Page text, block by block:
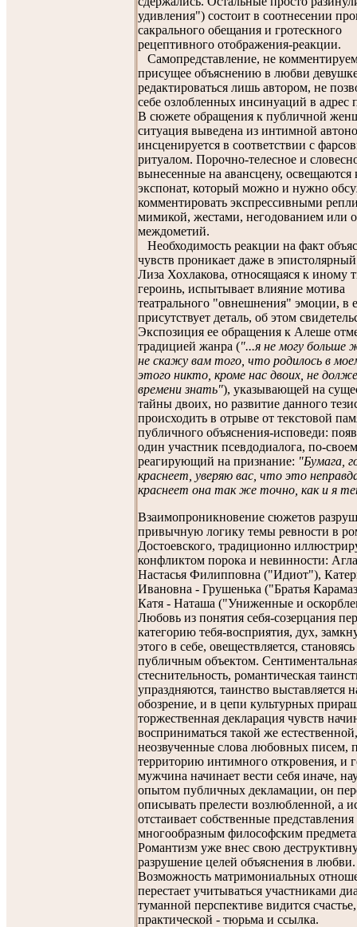
удивления") состоит в соотнесении
сакрального обещания и гротескного
рецептивного отображения-реакции.
Самопредставление, не
присущее объяснению в любви
редактироваться лишь автором, не
себе озлобленных инсинуаций в адрес
В сюжете обращения к публичной
ситуация выведена из интимной
инсценируется в соответствии с
ритуалом. Порочно-телесное и
вынесенные на авансцену, освещаются
экспонат, который можно и нужно
комментировать экспрессивными
мимикой, жестами, негодованием или
междометий.
Необходимость реакции на факт
чувств проникает даже в
Лиза Хохлакова, относящаяся к иному
героинь, испытывает влияние мотива
театрального "овнешнения" эмоции, в
присутствует деталь, об этом
Экспозиция ее обращения к Алеше
традицией жанра ("...я не могу больше
не скажу вам того, что родилось в
этого никто, кроме нас двоих, не
времени знать"), указывающей на
тайны двоих, но развитие данного
происходить в отрыве от текстовой
публичного объяснения-исповеди:
один участник псевдодиалога, по-
реагирующий на признание: "Бумага,
краснеет, уверяю вас, что это
краснеет она так же точно, как и я
Взаимопроникновение сюжетов
привычную логику темы ревности в
Достоевского, традиционно
конфликтом порока и невинности:
Настасья Филипповна ("Идиот"),
Ивановна - Грушенька ("Братья
Катя - Наташа ("Униженные и
Любовь из понятия себя-созерцания
категорию тебя-восприятия, дух,
этого в себе, овеществляется, становясь
публичным объектом.
стеснительность, романтическая
упраздняются, таинство выставляется
обозрение, и в цепи культурных
торжественная декларация чувств
восприниматься такой же
неозвученные слова любовных писем,
территорию интимного откровения, и
мужчина начинает вести себя иначе,
опытом публичных декламации, он
описывать прелести возлюбленной, а
отстаивает собственные
многообразным философским
Романтизм уже внес свою
разрушение целей объяснения в любви.
Возможность матримониальных
перестает учитываться участниками
туманной перспективе видится
практической - тюрьма и ссылка.